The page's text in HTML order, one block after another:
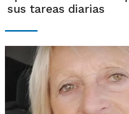
sus tareas diarias